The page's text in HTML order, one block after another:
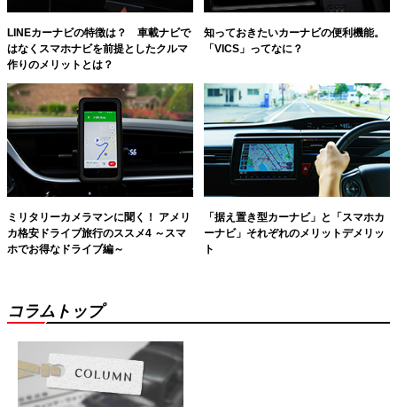
LINEカーナビの特徴は？ 車載ナビで
はなくスマホナビを前提としたクルマ
作りのメリットとは？
知っておきたいカーナビの便利機能。
「VICS」ってなに？
ミリタリーカメラマンに聞く！ アメリ
カ格安ドライブ旅行のススメ4 ～スマ
ホでお得なドライブ編～
「据え置き型カーナビ」と「スマホカ
ーナビ」それぞれのメリットデメリッ
ト
コラムトップ